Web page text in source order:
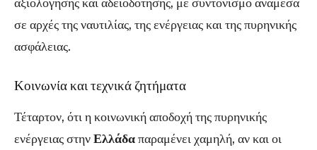
σε αρχές της ναυτιλίας, της ενέργειας και της πυρηνικής
ασφάλειας.
Κοινωνία και τεχνικά ζητήματα
Τέταρτον, ότι η κοινωνική αποδοχή της πυρηνικής
ενέργειας στηνΕλλάδαπαραμένει χαμηλή, αν και οι